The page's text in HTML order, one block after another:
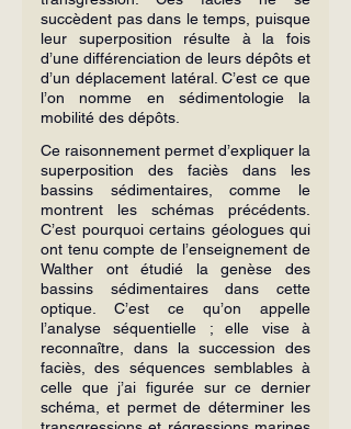
succèdent pas dans le temps, puisque
leur superposition résulte à la fois
d’une différenciation de leurs dépôts et
d’un déplacement latéral. C’est ce que
l’on nomme en sédimentologie la
mobilité des dépôts.
Ce raisonnement permet d’expliquer la
superposition des faciès dans les
bassins sédimentaires, comme le
montrent les schémas précédents.
C’est pourquoi certains géologues qui
ont tenu compte de l’enseignement de
Walther ont étudié la genèse des
bassins sédimentaires dans cette
optique. C’est ce qu’on appelle
l’analyse séquentielle ; elle vise à
reconnaître, dans la succession des
faciès, des séquences semblables à
celle que j’ai figurée sur ce dernier
schéma, et permet de déterminer les